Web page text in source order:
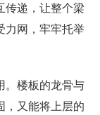
传递，让整个梁
力网，牢牢托举
。楼板的龙骨与
，又能将上层的